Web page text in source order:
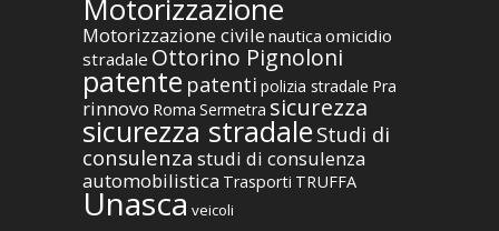
Motorizzazione
Motorizzazione civile nautica omicidio
stradale Ottorino Pignoloni
patente patenti polizia stradale Pra
rinnovo Roma Sermetra sicurezza
sicurezza stradaleStudi di
consulenza studi di consulenza
automobilistica Trasporti TRUFFA
Unasca veicoli